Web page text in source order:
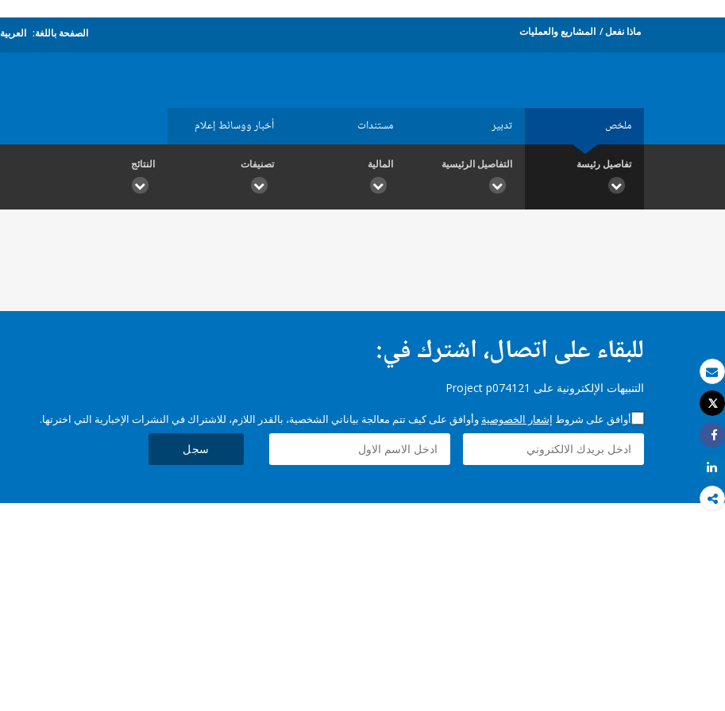
بريد الكتروني
طباعة
Tweet
Share
Share
ماذا نفعل المشاريع والعمليات الصفحة باللغة: العربية
ملخص تدبير مستندات أخبار ووسائط إعلام
تفاصيل رئيسة التفاصيل الرئيسية المالية تصنيفات النتائج
للبقاء على اتصال، اشترك في:
التنبيهات الإلكترونية على Project p074121
أوافق على شروط إشعار الخصوصية وأوافق على كيف تتم معالجة بياناتي الشخصية، بالقدر اللازم، للاشتراك في النشرات الإخبارية التي اخترتها.
سجل